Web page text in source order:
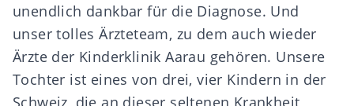
unendlich dankbar für die Diagnose. Und
unser tolles Ärzteteam, zu dem auch wieder
Ärzte der Kinderklinik Aarau gehören. Unsere
Tochter ist eines von drei, vier Kindern in der
Schweiz, die an dieser seltenen Krankheit